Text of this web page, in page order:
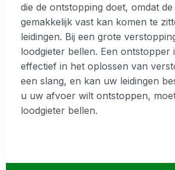
die de ontstopping doet, omdat de
gemakkelijk vast kan komen te
leidingen. Bij een grote
loodgieter bellen. Een ontstopper
effectief in het oplossen van
een slang, en kan uw leidingen
u uw afvoer wilt ontstoppen,
loodgieter bellen.